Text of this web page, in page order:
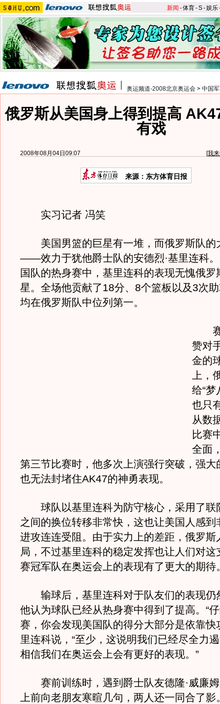
新闻 -体育-S-娱乐
奥运频道-2008北京奥运会 > 中国
俄罗斯从美国身上得到提高
有戏
2008年08月04日09:07 [我
来源：东方体育日报
实习记者 冯笑
美国男篮的巨星有一堆，而俄罗斯队的
——效力于犹他爵士队的安德烈·基里连科
国队的热身赛中，基里连科的表现无愧俄罗
星。全场他贡献了18分、8个篮板以及3次
均在俄罗斯队中位列第一。
赛
赞对
金的
上，
给“梦
也只
从数
比赛
全面
第三节比赛时，他多次上演强行突破，强大
也无法封堵住AK47的神勇表现。
球队以基里连科为防守核心，采用了联
之间的换位转移非常快，这也让美国人感到
进攻连连受阻。由于实力上的差距，俄罗斯
局，不过基里连科的稳定发挥也让人们对
赛冠军队在奥运会上的表现有了更大的期待
输球后，基里连科对于队友们的表现仍
他认为球队已经从热身赛中得到了提高。“
赛，你会发现美国队的得分大部分是依靠快
里连科说，“至少，这说明我们已经尽全力
相信我们在奥运会上会有更好的表现。”
赛前训练时，遇到爵士队友德隆·威廉姆
上前向老朋友寒暄几句，两人还一同合了影